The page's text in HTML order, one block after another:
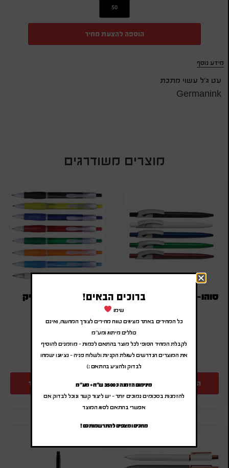
הוספה להצעת מחיר
מידע נוסף
עט ג'ל עשוי מתכת
Germanink
מוצרים משודרגים
סוהו-פלאסט עט פלסטיק
(לפני מע"מ)
הוספה להצעת מחיר
דומינו עט פלסטיק
(לפני מע"מ)
הוספה להצעת מחיר
ברוכים הבאים!
שימו
כל המחירים באתר מציגים טווח מחירים לצורך המחשה, ואינם
כוללים מיתוג ומע"מ
לקבלת המחיר הסופי לכל מוצר בהתאם לכמות – מוזמנים להוסיף
את המוצרים הנדרשים לעגלת הקניות ולשלוח פניה – נציגנו ישמחו
לבדוק ולהציע בהתאם :)
מינימום הזמנה כ 3500 ש"ח + מע"מ
להזמנות בסכומים נמוכים יותר – יש ליצור קשר ונוכל לבדוק אם
אפשרי בהתאם לסוג המוצר
מחכים ומצפים להתרשמותכם !